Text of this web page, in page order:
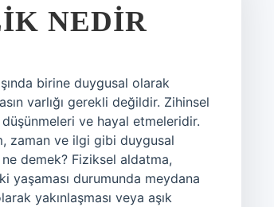
NEDIR
birine duygusal olarak
varlığı gerekli değildir. Zihinsel
düşünmeleri ve hayal etmeleridir.
zaman ve ilgi gibi duygusal
demek? Fiziksel aldatma,
yaşaması durumunda meydana
yakınlaşması veya aşık